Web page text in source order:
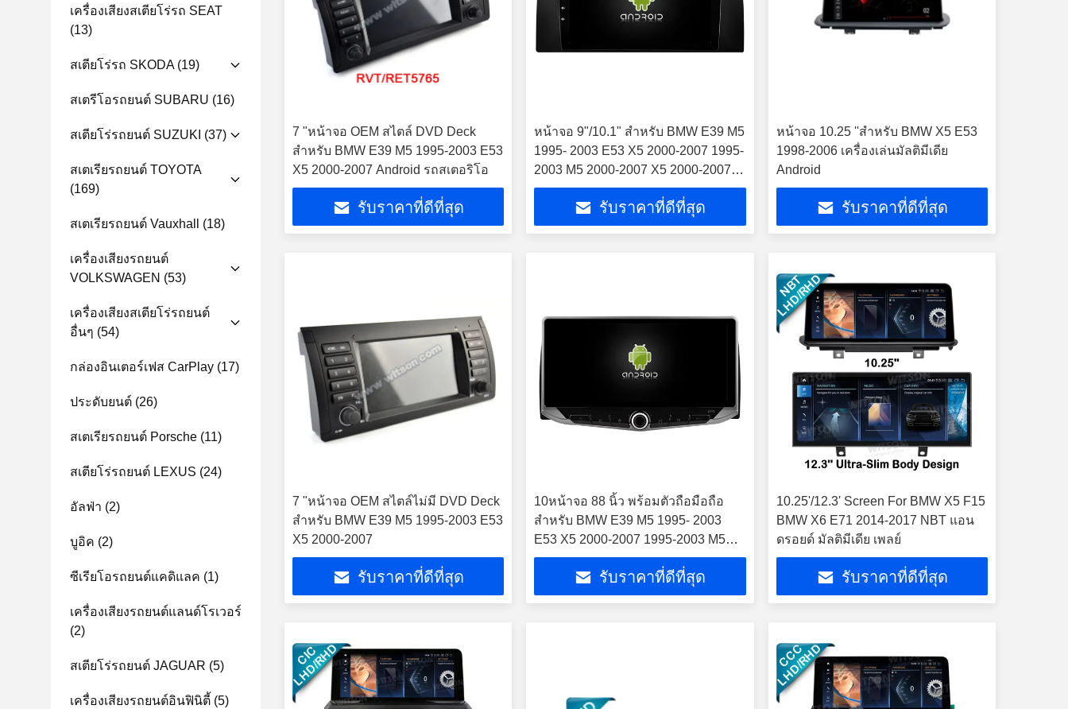
เครื่องเสียงสเตียโร่รถ SEAT
(13)
สเตียโร่รถ SKODA(19)
สเตรีโอรถยนต์ SUBARU (16)
สเตียโร่รถยนต์ SUZUKI (37)
สเตเรียรถยนต์ TOYOTA
(169)
สเตเรียรถยนต์ Vauxhall (18)
เครื่องเสียงรถยนต์
VOLKSWAGEN (53)
เครื่องเสียงสเตียโร่รถยนต์
อื่นๆ (54)
กล่องอินเตอร์เฟส CarPlay (17)
ประดับยนต์ (26)
สเตเรียรถยนต์ Porsche (11)
สเตียโร่รถยนต์ LEXUS (24)
อัลฟ่า (2)
บูอิค (2)
ซีเรียโอรถยนต์แคดิแลค (1)
เครื่องเสียงรถยนต์แลนด์โรเวอร์
(2)
สเตียโร่รถยนต์ JAGUAR (5)
เครื่องเสียงรถยนต์อินฟินิตี้ (5)
7 "หน้าจอ OEM สไตล์ DVD Deck
สำหรับ BMW E39 M5 1995-2003 E53
X5 2000-2007 Android รถสเตอริโอ
รับราคาที่ดีที่สุด
หน้าจอ 9"/10.1" สําหรับ BMW E39 M5
1995- 2003 E53 X5 2000-2007 1995-
2003 M5 2000-2007 X5 2000-2007
E53
รับราคาที่ดีที่สุด
หน้าจอ 10.25 ''สำหรับ BMW X5 E53
1998-2006 เครื่องเล่นมัลติมีเดีย
Android
รับราคาที่ดีที่สุด
7 "หน้าจอ OEM สไตล์ไม่มี DVD Deck
สำหรับ BMW E39 M5 1995-2003 E53
X5 2000-2007
รับราคาที่ดีที่สุด
10หน้าจอ 88 นิ้ว พร้อมตัวถือมือถือ
สําหรับ BMW E39 M5 1995- 2003
E53 X5 2000-2007 1995-2003 M5
2000-2007
รับราคาที่ดีที่สุด
10.25'/12.3' Screen For BMW X5 F15
BMW X6 E71 2014-2017 NBT แอน
ดรอยด์ มัลติมีเดีย เพลย์
รับราคาที่ดีที่สุด